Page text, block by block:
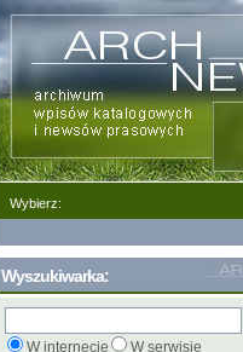
Wybierz:
Wyszukiwarka:
W internecie W serwisie